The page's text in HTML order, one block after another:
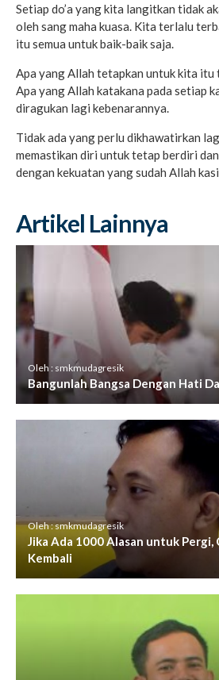
Setiap do’a yang kita langitkan tidak
oleh sang maha kuasa. Kita terlalu
itu semua untuk baik-baik saja.
Apa yang Allah tetapkan untuk kita itu
Apa yang Allah katakana pada setiap
diragukan lagi kebenarannya.
Tidak ada yang perlu dikhawatirkan
memastikan diri untuk tetap berdiri
dengan kekuatan yang sudah Allah
Artikel Lainnya
Oleh : smkmudagresik
Bangunlah Bangsa Dengan Hati
Oleh : smkmudagresik
Jika Ada 1000 Alasan untuk Pergi,
Kembali